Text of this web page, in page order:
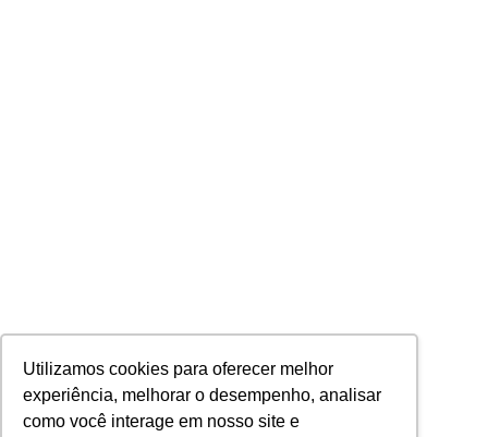
Utilizamos cookies para oferecer melhor
experiência, melhorar o desempenho, analisar
como você interage em nosso site e